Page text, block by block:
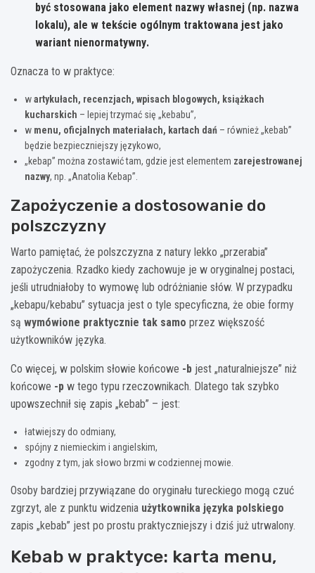
być stosowana jako element nazwy własnej (np. nazwa
lokalu), ale w tekście ogólnym traktowana jest jako
wariant nienormatywny.
Oznacza to w praktyce:
wartykułach, recenzjach, wpisach blogowych, książkach
kucharskich – lepiej trzymać się „kebabu”,
w menu, oficjalnych materiałach, kartach dań – również „kebab”
będzie bezpieczniejszy językowo,
„kebap” można zostawić tam, gdzie jest elementem zarejestrowanej
nazwy, np. „Anatolia Kebap”.
Zapożyczenie a dostosowanie do
polszczyzny
Warto pamiętać, że polszczyzna z natury lekko „przerabia”
zapożyczenia. Rzadko kiedy zachowuje je w oryginalnej postaci,
jeśli utrudniałoby to wymowę lub odróżnianie słów. W przypadku
„kebapu/kebabu” sytuacja jest o tyle specyficzna, że obie formy
są wymówione praktycznie tak samo przez większość
użytkowników języka.
Co więcej, w polskim słowie końcowe -b jest „naturalniejsze” niż
końcowe -p w tego typu rzeczownikach. Dlatego tak szybko
upowszechnił się zapis „kebab” – jest:
łatwiejszy do odmiany,
spójny z niemieckim i angielskim,
zgodny z tym, jak słowo brzmi w codziennej mowie.
Osoby bardziej przywiązane do oryginału tureckiego mogą czuć
zgrzyt, ale z punktu widzenia użytkownika języka polskiego
zapis „kebab” jest po prostu praktyczniejszy i dziś już utrwalony.
Kebab w praktyce: karta menu,